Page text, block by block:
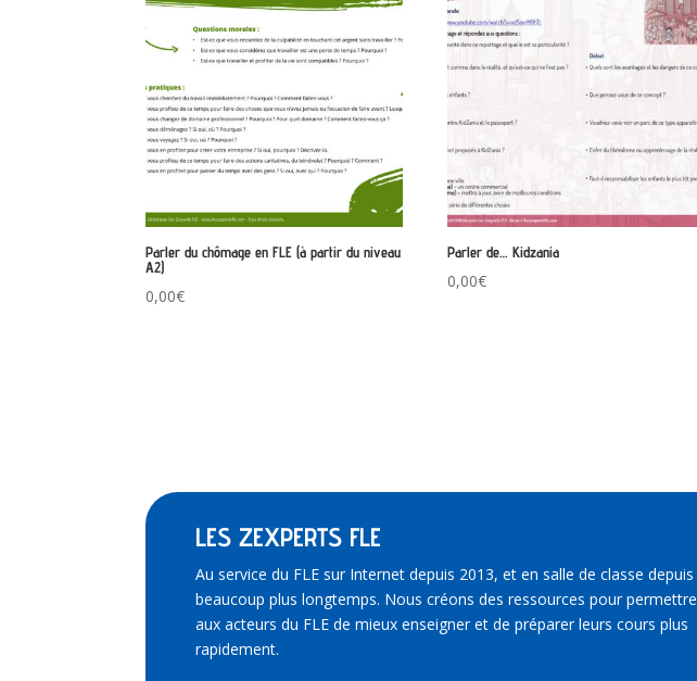
Parler du chômage en FLE (à partir du niveau
A2)
0,00€
Parler de… Kidzania
0,00€
LES ZEXPERTS FLE
Au service du FLE sur Internet depuis 2013, et en salle de classe depuis
beaucoup plus longtemps. Nous créons des ressources pour permettre
aux acteurs du FLE de mieux enseigner et de préparer leurs cours plus
rapidement.